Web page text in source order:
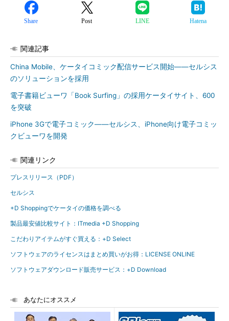
Share Post LINE Hatena
関連記事
China Mobile、ケータイコミック配信サービス開始――セルシス
のソリューションを採用
電子書籍ビューワ「Book Surfing」の採用ケータイサイト、600
を突破
iPhone 3Gで電子コミック――セルシス、iPhone向け電子コミッ
クビューワを開発
関連リンク
プレスリリース（PDF）
セルシス
+D Shoppingでケータイの価格を調べる
製品最安値比較サイト：ITmedia +D Shopping
こだわりアイテムがすぐ買える：+D Select
ソフトウェアのライセンスはまとめ買いがお得：LICENSE ONLINE
ソフトウェアダウンロード販売サービス：+D Download
あなたにオススメ